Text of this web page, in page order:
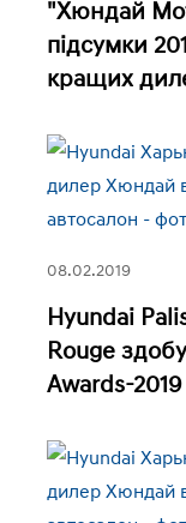
"Хюндай
підсумки
кращих
08.02.2019
Hyundai
Rouge
Awards-2019